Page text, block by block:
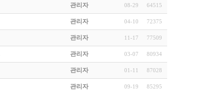
관리자 08-29 64515
관리자 04-10 72375
관리자 11-17 77509
관리자 03-07 80934
관리자 01-11 87028
관리자 09-19 85295